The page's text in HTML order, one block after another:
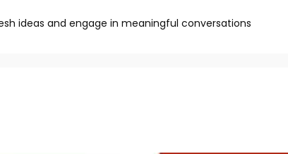
ideas and engage in meaningful conversations